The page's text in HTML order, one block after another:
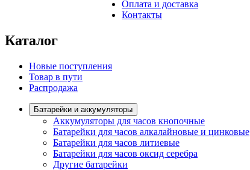
Оплата и доставка
Контакты
Каталог
Новые поступления
Товар в пути
Распродажа
Батарейки и аккумуляторы
Аккумуляторы для часов кнопочные
Батарейки для часов алкалайновые и цинковые
Батарейки для часов литиевые
Батарейки для часов оксид серебра
Другие батарейки